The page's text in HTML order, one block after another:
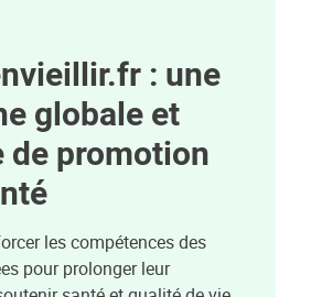
: une
globale et
de promotion
les compétences des
pour prolonger leur